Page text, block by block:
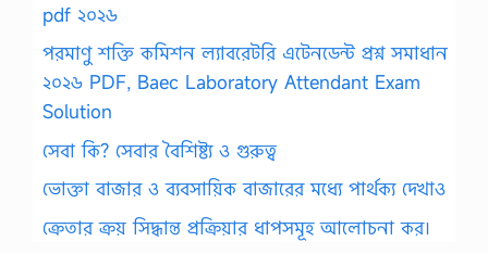
pdf ২০২৬
পরমাণু শক্তি কমিশন ল্যাবরেটরি এটেনডেন্ট প্রশ্ন সমাধান
২০২৬ PDF, Baec Laboratory Attendant Exam
Solution
সেবা কি? সেবার বৈশিষ্ট্য ও গুরুত্ব
ভোক্তা বাজার ও ব্যবসায়িক বাজারের মধ্যে পার্থক্য দেখাও
ক্রেতার ক্রয় সিদ্ধান্ত প্রক্রিয়ার ধাপসমূহ আলোচনা কর।